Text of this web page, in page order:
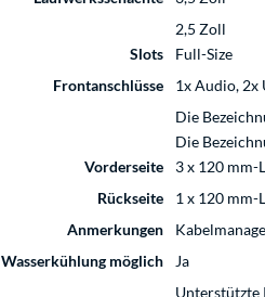
2,5 Zoll
Slots
Full-Size
Frontanschlüsse
1x Audio, 2x
Die
Die
Vorderseite
3 x 120
Rückseite
1 x 120
Anmerkungen
Wasserkühlung möglich
Ja
Unterstützte